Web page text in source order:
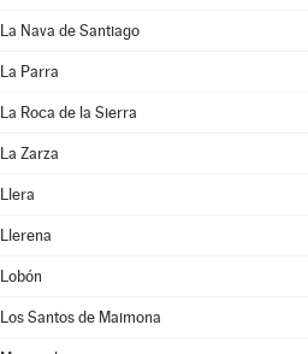
La Nava de Santiago
La Parra
La Roca de la Sierra
La Zarza
Llera
Llerena
Lobón
Los Santos de Maimona